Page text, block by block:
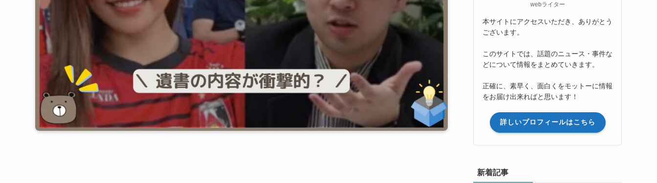
webライター
本サイトにアクセスいただき、ありがとう
ございます。
このサイトでは、話題のニュース・事件な
どについて情報をまとめていきます。
正確に、素早く、面白くをモットーに情報
をお届け出来ればと思います！
詳しいプロフィールはこちら
新着記事